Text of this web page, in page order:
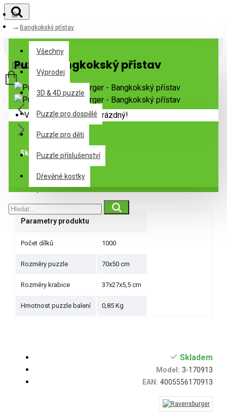
Všechny
Všechny
Výprodej
3D & 4D puzzle
Puzzle pro dospělé
Puzzle pro děti
Puzzle příslušenství
Dřevěné kostky
0 položek - 0Kč
Váš nákupní košík je prázdný!
Bangkokský přístav
Puzzle Bangkokský přístav
Skladem
Specifikace
Parametry produktu
Počet dílků 1000
Rozměry puzzle 70x50 cm
Rozměry krabice 37x27x5,5 cm
Hmotnost puzzle balení 0,85 Kg
Skladem
Model: 3-170913
EAN: 4005556170913